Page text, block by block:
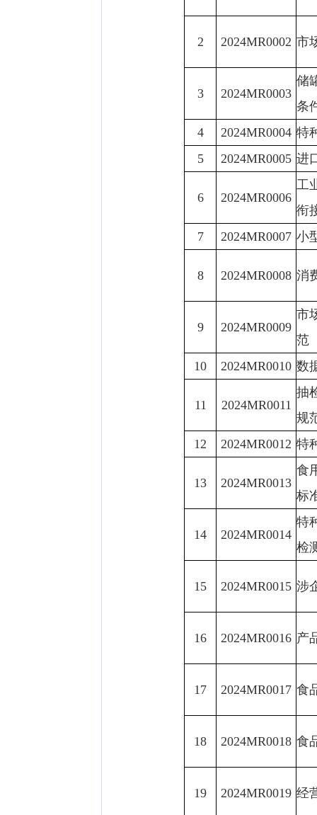
2 2024MR0002 市
3 2024MR0003
储
条
4
2024MR0004 特
5
2024MR0005 进
6 2024MR0006
工
衔
7
2024MR0007 小
8 2024MR0008 消
9 2024MR0009
市
范
10
2024MR0010 数
11 2024MR0011
抽
规
12
2024MR0012 特
13 2024MR0013
食
标
14 2024MR0014
特
检
15 2024MR0015 涉
16 2024MR0016 产
17 2024MR0017 食
18 2024MR0018 食
19 2024MR0019 经